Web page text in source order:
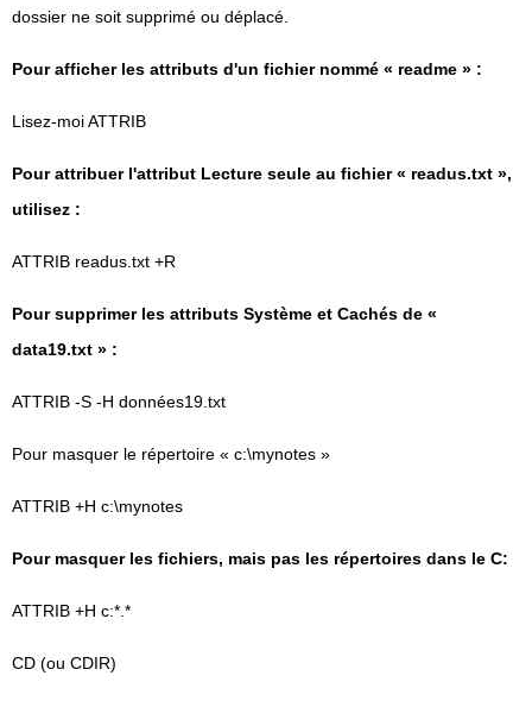
dossier ne soit supprimé ou déplacé.
Pour afficher les attributs d'un fichier nommé « readme » :
Lisez-moi ATTRIB
Pour attribuer l'attribut Lecture seule au fichier « readus.txt »,
utilisez :
ATTRIB readus.txt +R
Pour supprimer les attributs Système et Cachés de «
data19.txt » :
ATTRIB -S -H données19.txt
Pour masquer le répertoire « c:\mynotes »
ATTRIB +H c:\mynotes
Pour masquer les fichiers, mais pas les répertoires dans le C:
ATTRIB +H c:*.*
CD (ou CDIR)